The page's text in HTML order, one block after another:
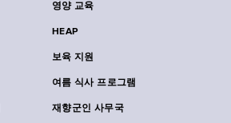
영양 교육
HEAP
보육 지원
여름 식사 프로그램
재향군인 사무국